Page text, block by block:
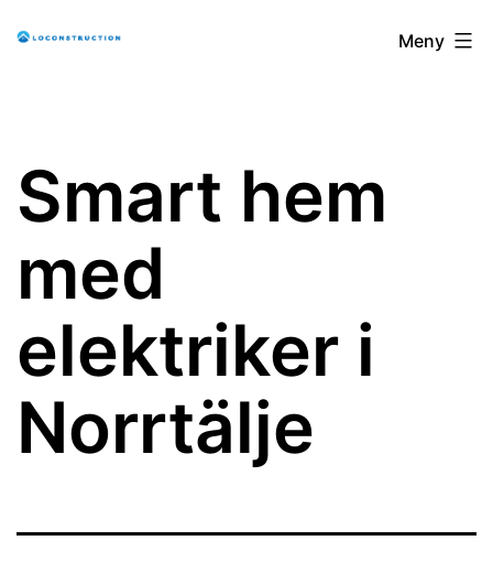
loconstruction.se Meny
Smart hem
med
elektriker i
Norrtälje